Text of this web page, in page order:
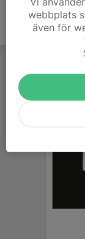
webbplats
även för